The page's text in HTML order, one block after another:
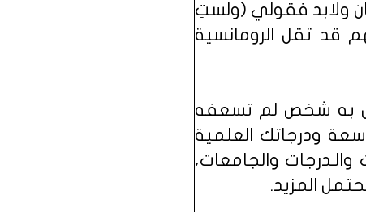
ولابد فقولي (ولستِ
قد تقل الرومانسية
به شخص لم تسعفه
ودرجاتك العلمية
والجامعات،
المزيد.